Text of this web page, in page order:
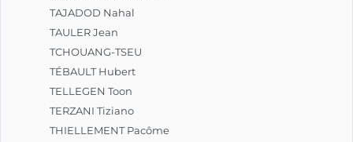
TAJADOD Nahal
TAULER Jean
TCHOUANG-TSEU
TÉBAULT Hubert
TELLEGEN Toon
TERZANI Tiziano
THIELLEMENT Pacôme